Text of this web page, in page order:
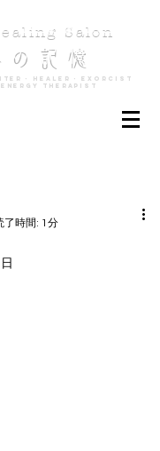
Salon
の 記 憶
- Healer - Exorcist
Therapist
了時間: 1分